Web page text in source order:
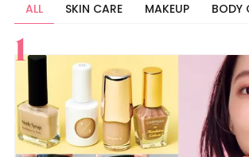
ALL SKIN CARE MAKEUP BODY
すべて
スキンケア
メイク
ボディケア
美活
ヘア
ライフスタイル
ビューティーズ